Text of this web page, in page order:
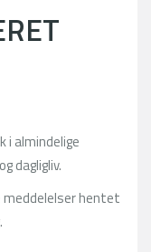
i almindelige
dagligliv.
meddelelser hentet